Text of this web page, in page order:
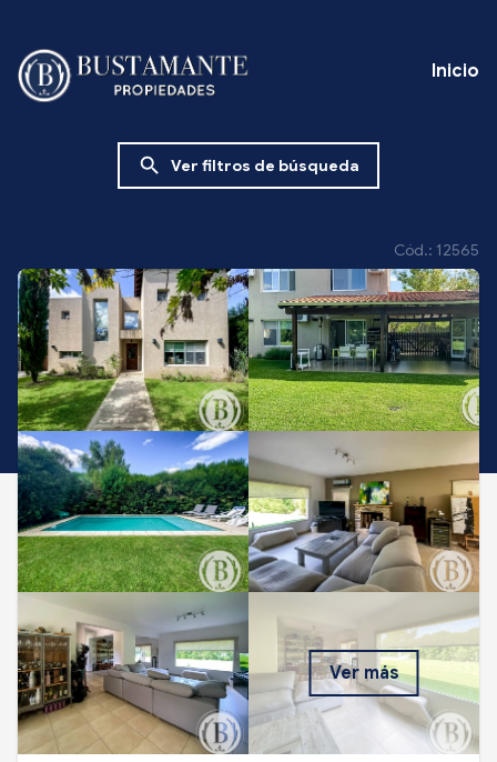
Inicio
search Ver filtros de búsqueda
Cód.: 12565
Ver más